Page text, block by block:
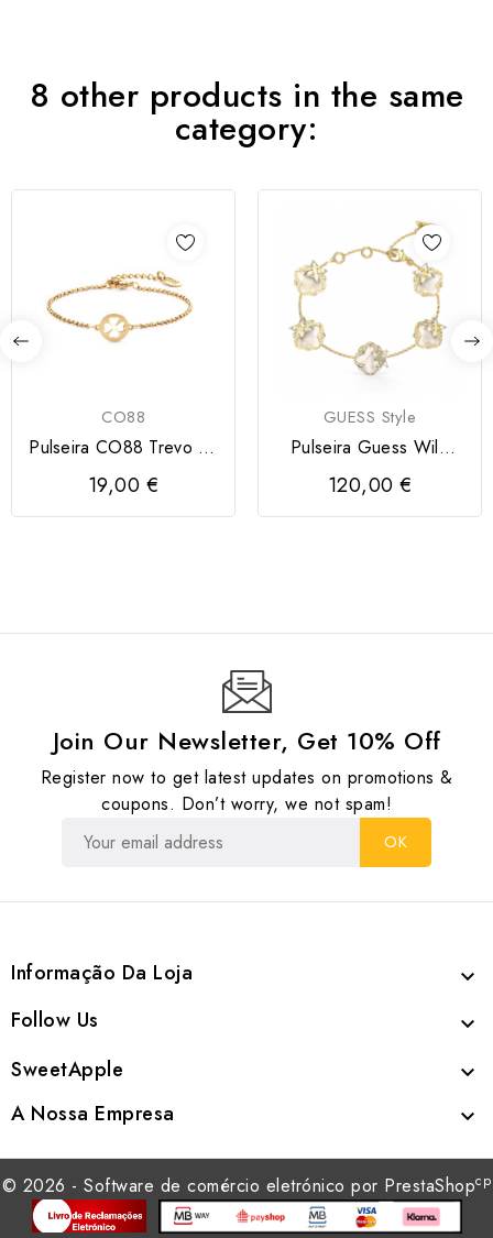
8 other products in the same
category:
CO88
Pulseira CO88 Trevo da
Sorte
19,00 €
GUESS Style
Pulseira Guess Wild
Flower
120,00 €
Join Our Newsletter, Get 10% Off
Register now to get latest updates on promotions &
coupons. Don’t worry, we not spam!
Informação Da Loja 
Follow Us 
SweetApple 
A Nossa Empresa 
© 2026 - Software de comércio eletrónico por PrestaShopcp